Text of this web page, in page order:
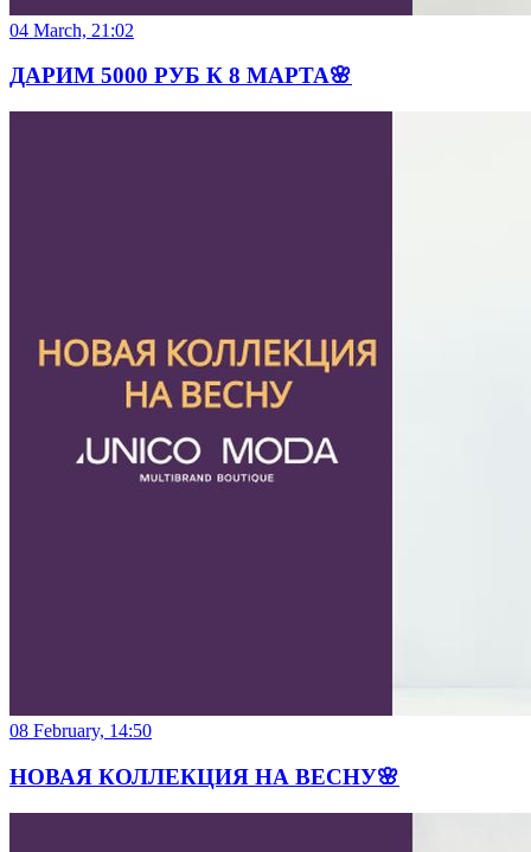
04 March, 21:02
ДАРИМ 5000 РУБ К 8 МАРТА🌸
08 February, 14:50
НОВАЯ КОЛЛЕКЦИЯ НА ВЕСНУ🌸